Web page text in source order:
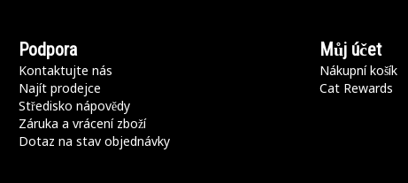
Podpora
Kontaktujte nás
Najít prodejce
Středisko nápovědy
Záruka a vrácení zboží
Dotaz na stav objednávky
Můj účet
Nákupní košík
Cat Rewards